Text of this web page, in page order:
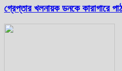
গ্রেপ্তার খলনায়ক ডনকে কারাগারে